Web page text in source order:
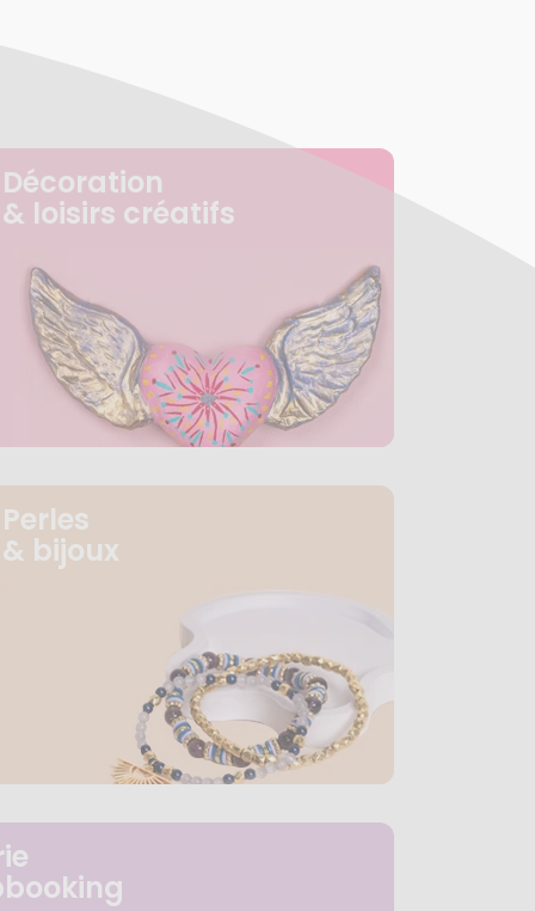
Décoration
& loisirs créatifs
Perles
& bijoux